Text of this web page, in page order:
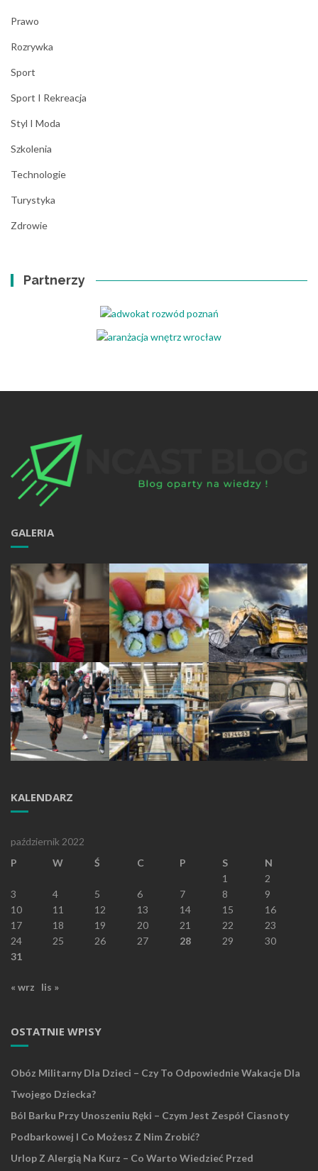
Prawo
Rozrywka
Sport
Sport I Rekreacja
Styl I Moda
Szkolenia
Technologie
Turystyka
Zdrowie
Partnerzy
GALERIA
KALENDARZ
październik 2022
P
W Ś C P S
N
1
2
3
4 5 6 7 8
9
10
11 12 13 14 15
16
17
18 19 20 21 22
23
24
25 26 27 28 29
30
31
« wrz lis »
OSTATNIE WPISY
Obóz Militarny Dla Dzieci – Czy To Odpowiednie Wakacje Dla
Twojego Dziecka?
Ból Barku Przy Unoszeniu Ręki – Czym Jest Zespół Ciasnoty
Podbarkowej I Co Możesz Z Nim Zrobić?
Urlop Z Alergią Na Kurz – Co Warto Wiedzieć Przed